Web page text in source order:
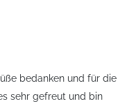
bedanken und für die
sehr gefreut und bin